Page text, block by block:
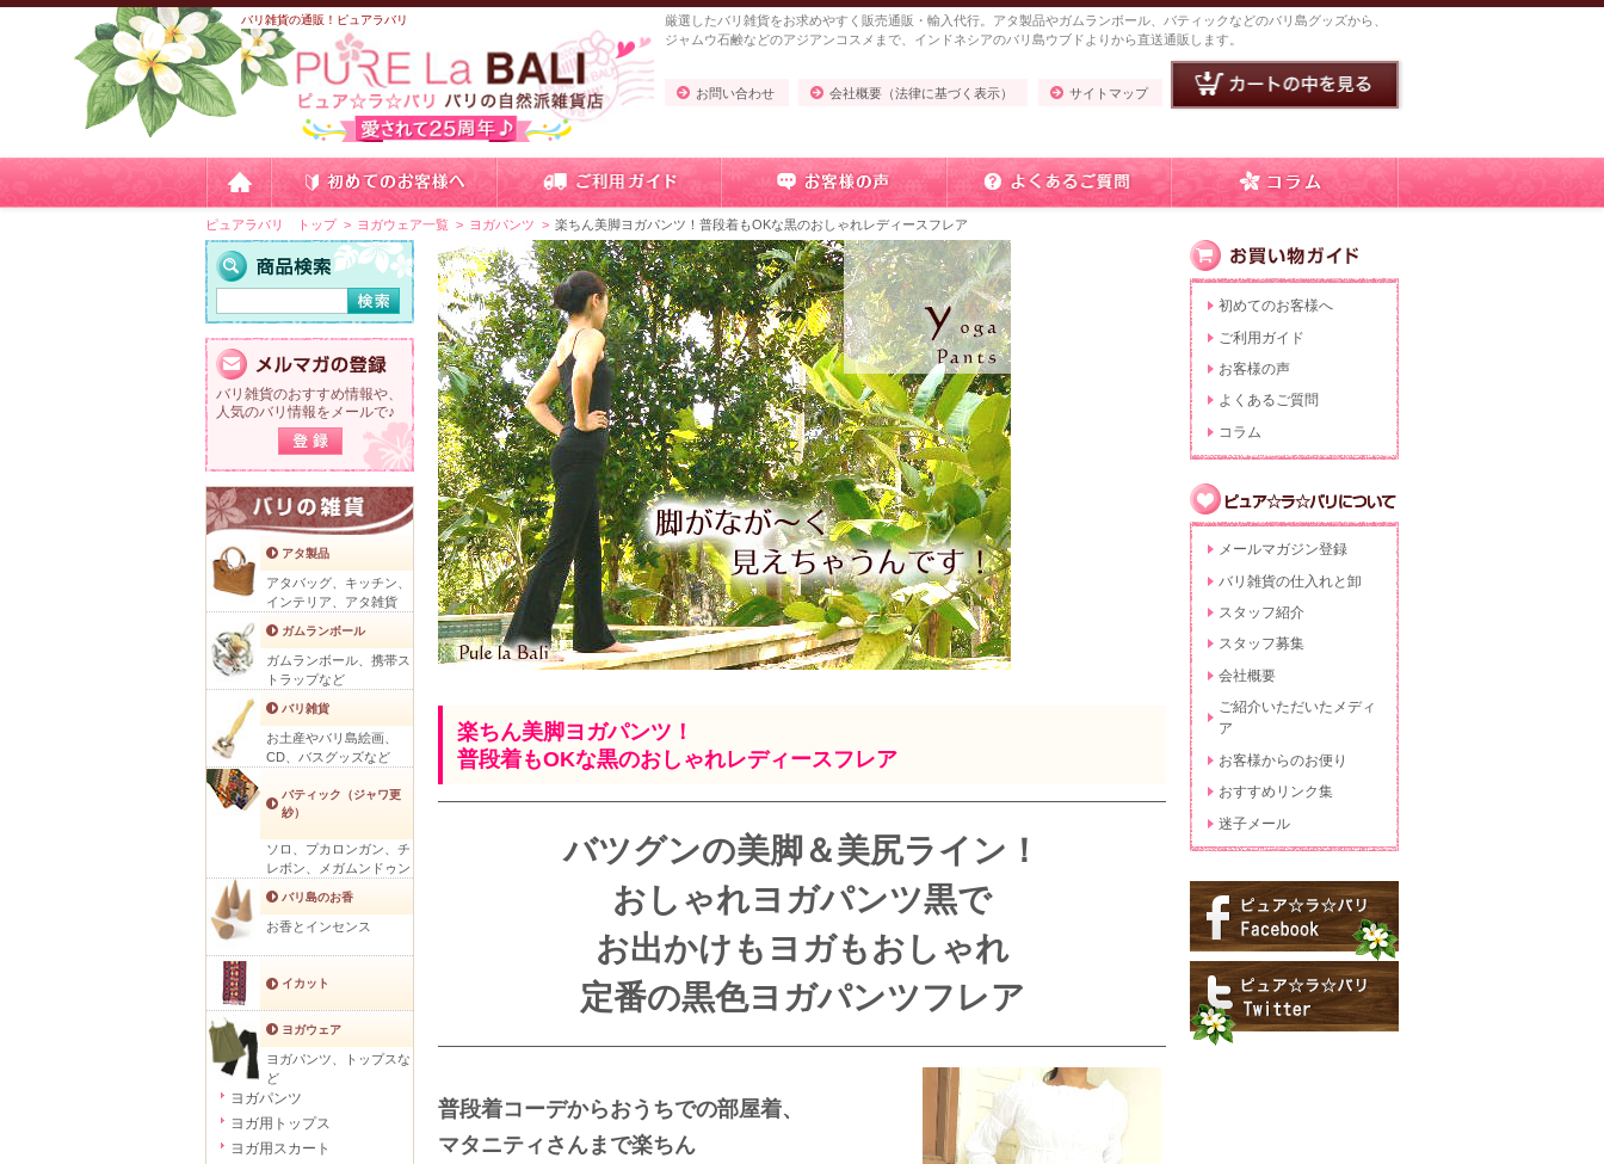
バリ雑貨の通販！ピュアラバリ
厳選したバリ雑貨をお求めやすく販売通販・輸入代行。アタ製品やガムランボール、バティックなどのバリ島グッズから、
ジャムウ石鹸などのアジアンコスメまで、インドネシアのバリ島ウブドよりから直送通販します。
お問い合わせ 会社概要（法律に基づく表示） サイトマップ
ピュアラバリ トップ ヨガウェア一覧 ヨガパンツ 楽ちん美脚ヨガパンツ！普段着もOKな黒のおしゃれレディースフレア
楽ちん美脚ヨガパンツ！
普段着もOKな黒のおしゃれレディースフレア
バツグンの美脚＆美尻ライン！
おしゃれヨガパンツ黒で
お出かけもヨガもおしゃれ
定番の黒色ヨガパンツフレア
普段着コーデからおうちでの部屋着、
マタニティさんまで楽ちん
バリ雑貨のおすすめ情報や、
人気のバリ情報をメールで♪
アタ製品
アタバッグ、キッチン、
インテリア、アタ雑貨
ガムランボール
ガムランボール、携帯ス
トラップなど
バリ雑貨
お土産やバリ島絵画、
CD、バスグッズなど
バティック（ジャワ更
紗）
ソロ、プカロンガン、チ
レボン、メガムンドゥン
バリ島のお香
お香とインセンス
イカット
ヨガウェア
ヨガパンツ、トップスな
ど
ヨガパンツ
ヨガ用トップス
ヨガ用スカート
初めてのお客様へ
ご利用ガイド
お客様の声
よくあるご質問
コラム
メールマガジン登録
バリ雑貨の仕入れと卸
スタッフ紹介
スタッフ募集
会社概要
ご紹介いただいたメディ
ア
お客様からのお便り
おすすめリンク集
迷子メール